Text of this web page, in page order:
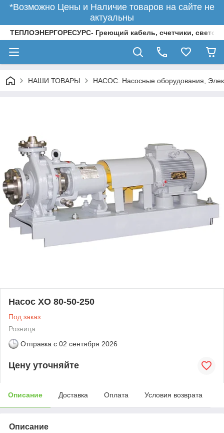
*Возможно Цены и Наличие товаров на сайте не
актуальны
ТЕПЛОЭНЕРГОРЕСУРС- Греющий кабель, счетчики,
НАШИ ТОВАРЫ НАСОС. Насосные оборудования,
Насос ХО 80-50-250
Под заказ
Розница
Отправка с 02 сентября 2026
Цену уточняйте
Описание Доставка Оплата Условия возврата
Описание